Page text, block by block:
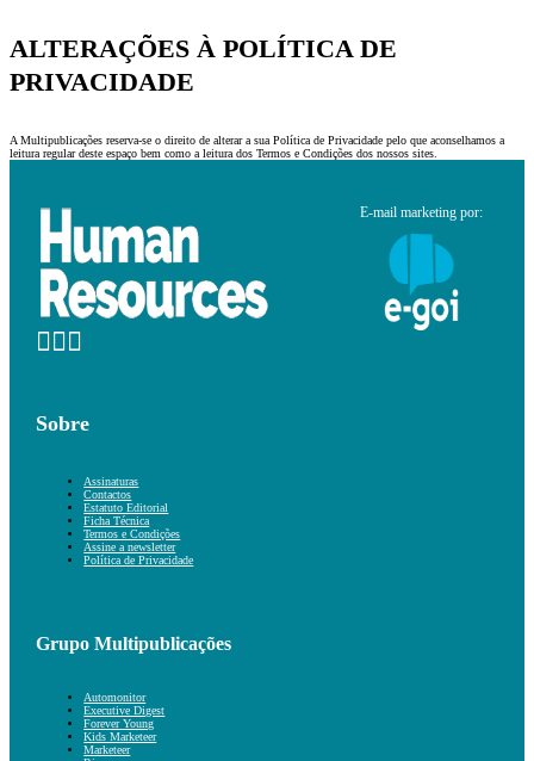
ALTERAÇÕES À POLÍTICA DE
PRIVACIDADE
A Multipublicações reserva-se o direito de alterar a sua Política de Privacidade pelo que aconselhamos a
leitura regular deste espaço bem como a leitura dos Termos e Condições dos nossos sites.
E-mail marketing por:
Sobre
Assinaturas
Contactos
Estatuto Editorial
Ficha Técnica
Termos e Condições
Assine a newsletter
Política de Privacidade
Grupo Multipublicações
Automonitor
Executive Digest
Forever Young
Kids Marketeer
Marketeer